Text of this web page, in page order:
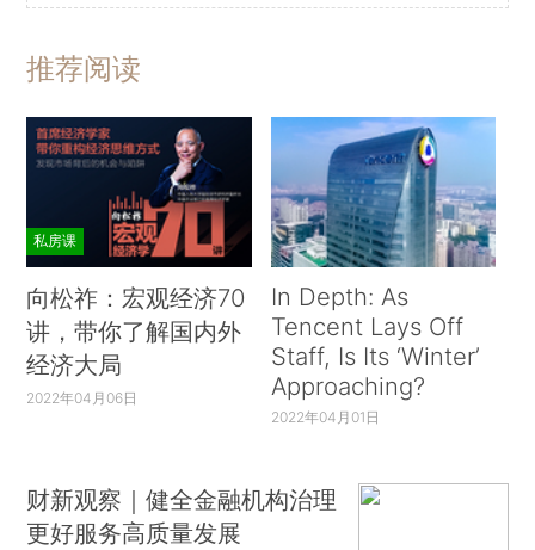
推荐阅读
私房课
向松祚：宏观经济70
讲，带你了解国内外
经济大局
2022年04月06日
In Depth: As
Tencent Lays Off
Staff, Is Its ‘Winter’
Approaching?
2022年04月01日
财新观察｜健全金融机构治理
更好服务高质量发展